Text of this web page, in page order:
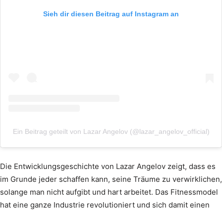
Sieh dir diesen Beitrag auf Instagram an
Ein Beitrag geteilt von Lazar Angelov (@lazar_angelov_official)
Die Entwicklungsgeschichte von Lazar Angelov zeigt, dass es
im Grunde jeder schaffen kann, seine Träume zu verwirklichen,
solange man nicht aufgibt und hart arbeitet. Das Fitnessmodel
hat eine ganze Industrie revolutioniert und sich damit einen